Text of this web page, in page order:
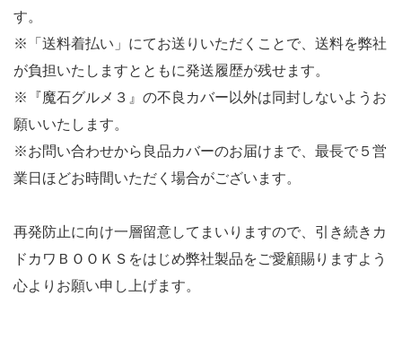
す。
※「送料着払い」にてお送りいただくことで、送料を弊社
が負担いたしますとともに発送履歴が残せます。
※『魔石グルメ３』の不良カバー以外は同封しないようお
願いいたします。
※お問い合わせから良品カバーのお届けまで、最長で５営
業日ほどお時間いただく場合がございます。
再発防止に向け一層留意してまいりますので、引き続きカ
ドカワＢＯＯＫＳをはじめ弊社製品をご愛顧賜りますよう
心よりお願い申し上げます。